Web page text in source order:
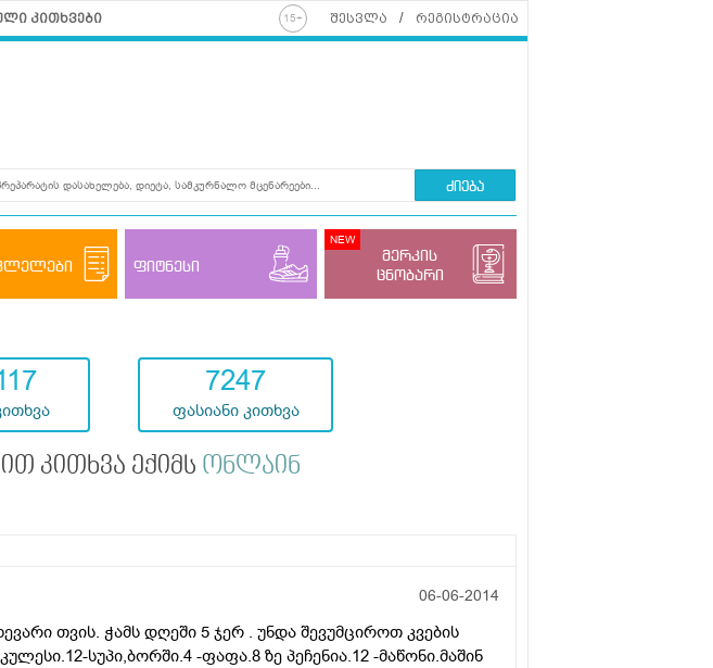
კითხვები შესვლა რეგისტრაცია
ძიება
ფიტნესი
მერკის
ცნობარი
7247
ფასიანი კითხვა
კითხვა ექიმს ონლაინ
06-06-2014
თვის. ჭამს დღეში 5 ჯერ . უნდა შევუმციროთ კვების
სუპი,ბორში.4 -ფაფა.8 ზე პეჩენია.12 -მაწონი.მაშინ